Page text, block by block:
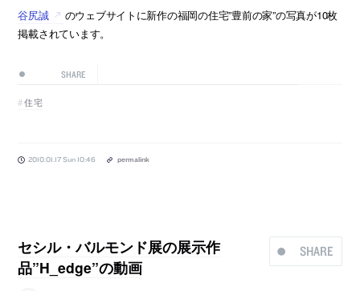
谷尻誠
のウェブサイトに新作の福岡の住宅”豊前の家”の写真が10枚
掲載されています。
SHARE
住宅
2010.01.17 Sun 10:46 permalink
SHARE
セシル・バルモンド展の展示作
品”H_edge”の動画